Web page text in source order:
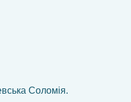
Соломія.